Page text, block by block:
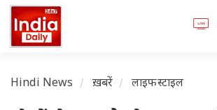
Hindi News ख़बरें लाइफस्टाइल